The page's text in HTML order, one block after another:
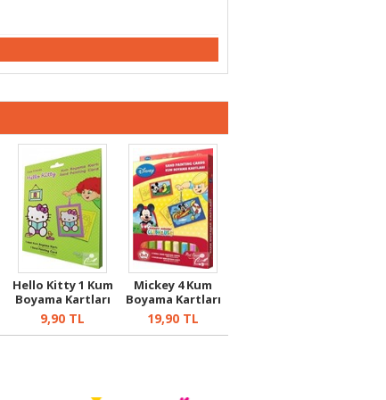
Hello Kitty 1 Kum
Boyama Kartları
9,90 TL
Mickey 4 Kum
Boyama Kartları
19,90 TL